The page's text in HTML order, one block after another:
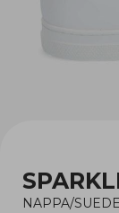
NAPPA/SUEDE